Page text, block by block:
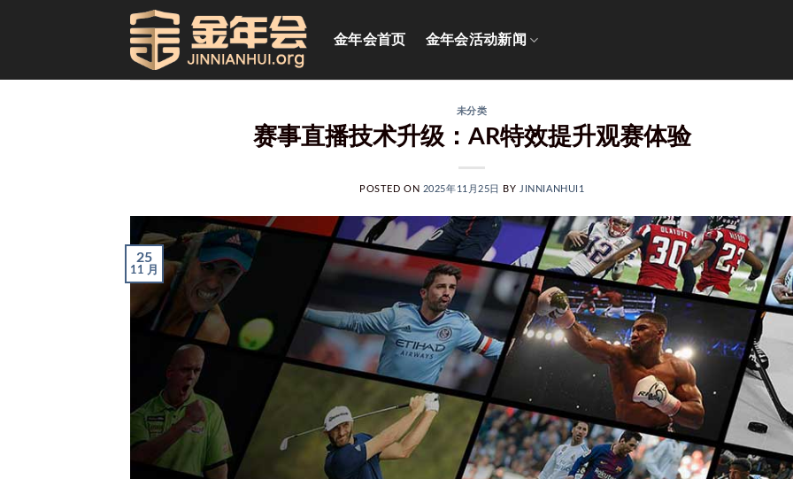
金年会首页 金年会活动新闻
未分类
赛事直播技术升级：AR特效提升观赛体验
POSTED ON 2025年11月25日 BY JINNIANHUI1
25
11 月